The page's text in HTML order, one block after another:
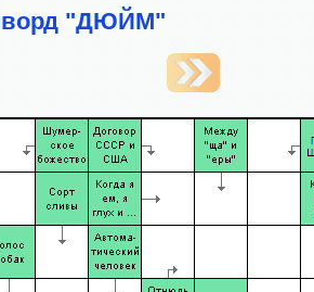
"ДЮЙМ"